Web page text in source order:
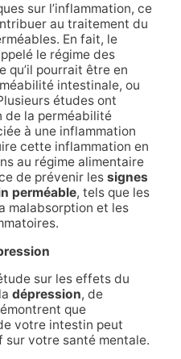
sur l’inflammation, ce
au traitement du
En fait, le
le régime des
qu’il pourrait être en
intestinale, ou
études ont
de la perméabilité
à une inflammation
cette inflammation en
au régime alimentaire
de prévenir les signes
perméable, tels que les
malabsorption et les
sur les effets du
dépression, de
que
votre intestin peut
votre santé mentale.